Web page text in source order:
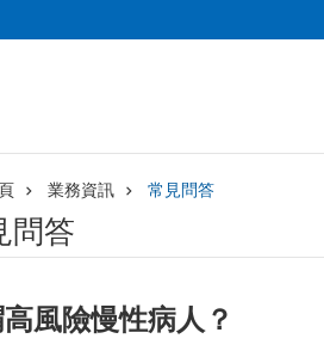
業務資訊 常見問答
問答
風險慢性病人？